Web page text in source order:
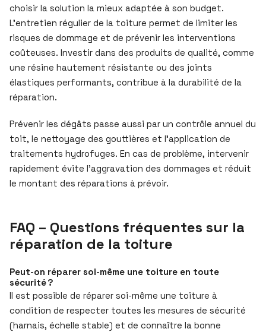
choisir la solution la mieux adaptée à son budget.
L’entretien régulier de la toiture permet de limiter les
risques de dommage et de prévenir les interventions
coûteuses. Investir dans des produits de qualité, comme
une résine hautement résistante ou des joints
élastiques performants, contribue à la durabilité de la
réparation.
Prévenir les dégâts passe aussi par un contrôle annuel du
toit, le nettoyage des gouttières et l’application de
traitements hydrofuges. En cas de problème, intervenir
rapidement évite l’aggravation des dommages et réduit
le montant des réparations à prévoir.
FAQ – Questions fréquentes sur la
réparation de la toiture
Peut-on réparer soi-même une toiture en toute
sécurité ?
Il est possible de réparer soi-même une toiture à
condition de respecter toutes les mesures de sécurité
(harnais, échelle stable) et de connaître la bonne